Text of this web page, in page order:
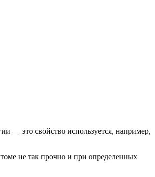
— это свойство используется, например,
не так прочно и при определенных